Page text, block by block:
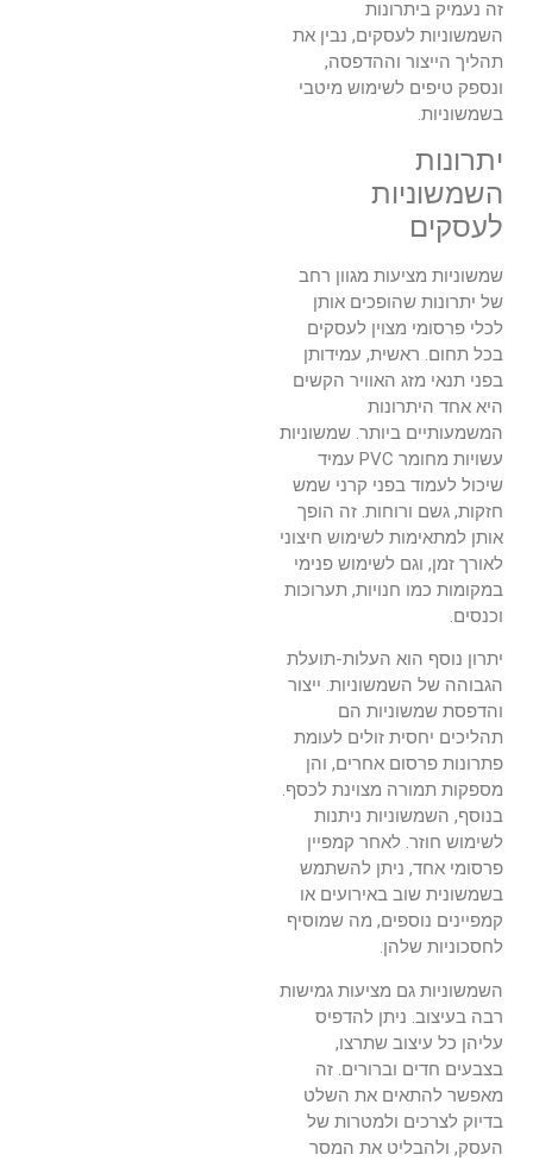
זה נעמיק ביתרונות
השמשוניות לעסקים, נבין את
תהליך הייצור וההדפסה,
ונספק טיפים לשימוש מיטבי
בשמשוניות.
יתרונות
השמשוניות
לעסקים
שמשוניות מציעות מגוון רחב
של יתרונות שהופכים אותן
לכלי פרסומי מצוין לעסקים
בכל תחום. ראשית, עמידותן
בפני תנאי מזג האוויר הקשים
היא אחד היתרונות
המשמעותיים ביותר. שמשוניות
עשויות מחומר PVC עמיד
שיכול לעמוד בפני קרני שמש
חזקות, גשם ורוחות. זה הופך
אותן למתאימות לשימוש חיצוני
לאורך זמן, וגם לשימוש פנימי
במקומות כמו חנויות, תערוכות
וכנסים.
יתרון נוסף הוא העלות-תועלת
הגבוהה של השמשוניות. ייצור
והדפסת שמשוניות הם
תהליכים יחסית זולים לעומת
פתרונות פרסום אחרים, והן
מספקות תמורה מצוינת לכסף.
בנוסף, השמשוניות ניתנות
לשימוש חוזר. לאחר קמפיין
פרסומי אחד, ניתן להשתמש
בשמשונית שוב באירועים או
קמפיינים נוספים, מה שמוסיף
לחסכוניות שלהן.
השמשוניות גם מציעות גמישות
רבה בעיצוב. ניתן להדפיס
עליהן כל עיצוב שתרצו,
בצבעים חדים וברורים. זה
מאפשר להתאים את השלט
בדיוק לצרכים ולמטרות של
העסק, ולהבליט את המסר